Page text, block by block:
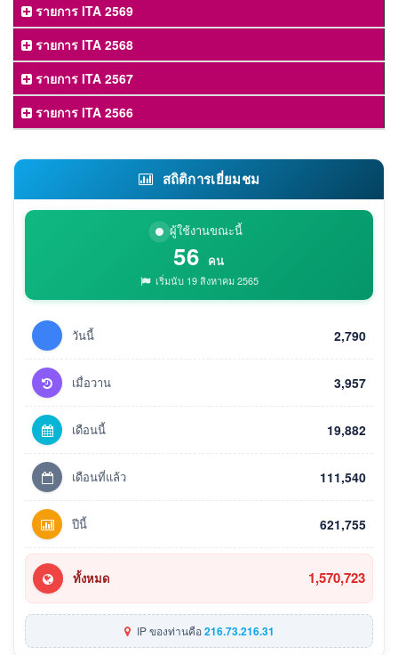
รายการ ITA 2569
รายการ ITA 2568
รายการ ITA 2567
รายการ ITA 2566
สถิติการเยี่ยมชม
ผู้ใช้งานขณะนี้
56 คน
เริ่มนับ 19 สิงหาคม 2565
วันนี้ 2,790
เมื่อวาน 3,957
เดือนนี้ 19,882
เดือนที่แล้ว 111,540
ปีนี้ 621,755
ทั้งหมด 1,570,723
IP ของท่านคือ216.73.216.31